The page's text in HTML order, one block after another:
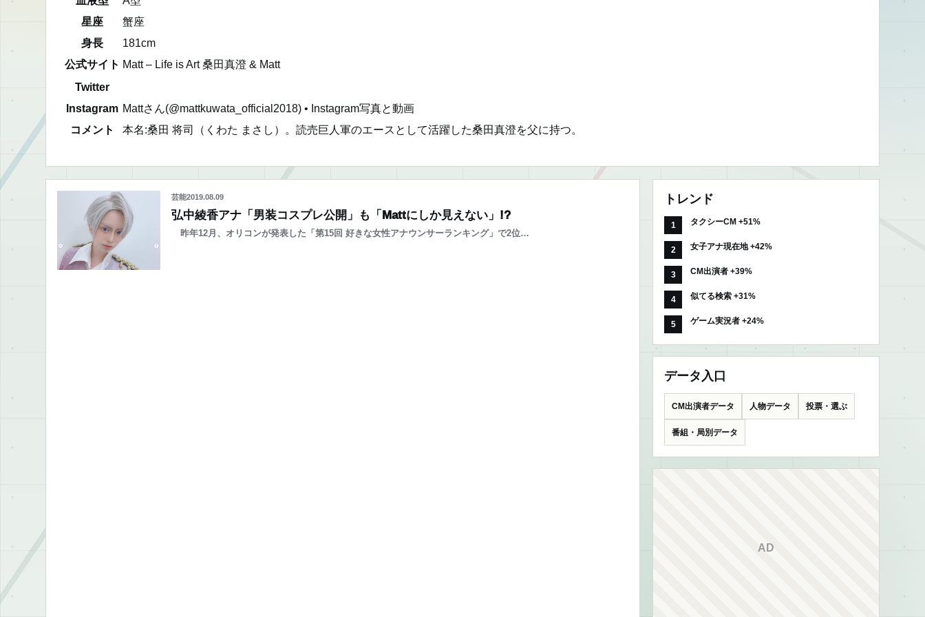
星座
蟹座
身長
181cm
公式サイト Matt – Life is Art 桑田真澄 & Matt
Twitter
Instagram Mattさん(@mattkuwata_official2018) • Instagram写真と動画
コメント
本名:桑田 将司（くわた まさし）。読売巨人軍のエースとして活躍した桑田真澄を父に持つ。
芸能2019.08.09
弘中綾香アナ「男装コスプレ公開」も「Mattにしか見えない」!?
昨年12月、オリコンが発表した「第15回 好きな女性アナウンサーランキング」で2位…
トレンド
タクシーCM +51%
女子アナ現在地 +42%
CM出演者 +39%
似てる検索 +31%
ゲーム実況者 +24%
データ入口
CM出演者データ 人物データ 投票・選ぶ
番組・局別データ
AD